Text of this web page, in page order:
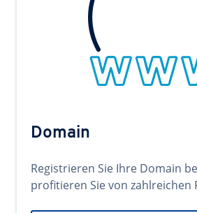
Domain
Registrieren Sie Ihre Domain
profitieren Sie von zahlreichen